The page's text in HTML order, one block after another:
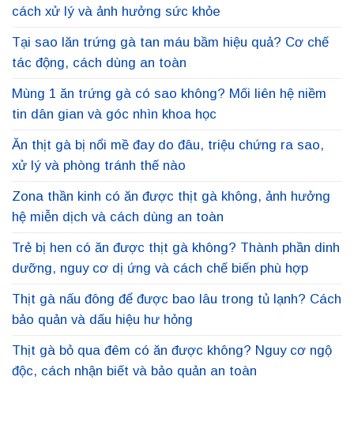
cách xử lý và ảnh hưởng sức khỏe
Tại sao lăn trứng gà tan máu bầm hiệu quả? Cơ chế
tác động, cách dùng an toàn
Mùng 1 ăn trứng gà có sao không? Mối liên hệ niềm
tin dân gian và góc nhìn khoa học
Ăn thịt gà bị nổi mề đay do đâu, triệu chứng ra sao,
xử lý và phòng tránh thế nào
Zona thần kinh có ăn được thịt gà không, ảnh hưởng
hệ miễn dịch và cách dùng an toàn
Trẻ bị hen có ăn được thịt gà không? Thành phần dinh
dưỡng, nguy cơ dị ứng và cách chế biến phù hợp
Thịt gà nấu đông để được bao lâu trong tủ lạnh? Cách
bảo quản và dấu hiệu hư hỏng
Thịt gà bỏ qua đêm có ăn được không? Nguy cơ ngộ
độc, cách nhận biết và bảo quản an toàn